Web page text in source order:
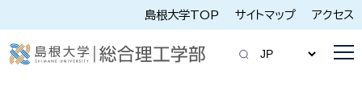
島根大学TOP サイトマップ アクセス